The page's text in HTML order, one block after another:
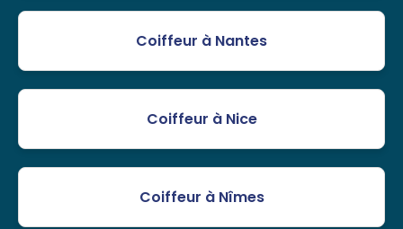
Coiffeur à Nantes
Coiffeur à Nice
Coiffeur à Nîmes